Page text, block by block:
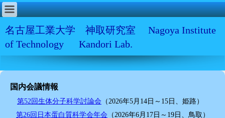
名古屋工業大学 神取研究室 Nagoya Institute
of Technology Kandori Lab.
国内会議情報
第52回生体分子科学討論会 （2026年5月14日～15日、姫路）
第26回日本蛋白質科学会年会 （2026年6月17日～19日、鳥取）